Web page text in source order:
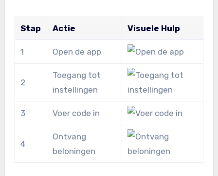
Stap Actie Visuele Hulp
1 Open de app
2
Toegang tot
instellingen
3 Voer code in
4
Ontvang
beloningen